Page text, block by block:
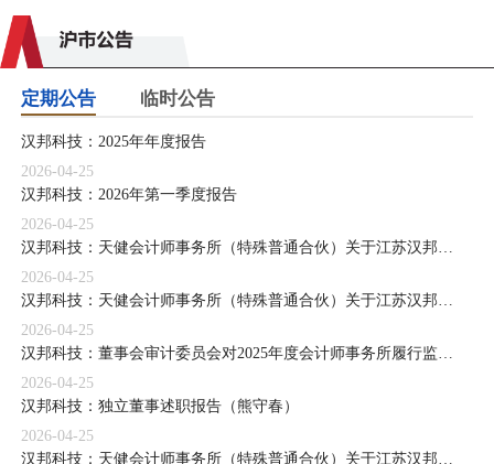
定期公告
汉邦科技：2025年年度报告
2026-04-25
汉邦科技：2026年第一季度报告
2026-04-25
2026-04-25
2026-04-25
2026-04-25
汉邦科技：独立董事述职报告（熊守春）
2026-04-25
临时公告